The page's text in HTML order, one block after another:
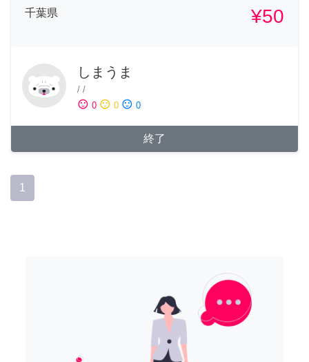
千葉県 ¥50
しまうま
/ /
sentiment_satisfied 0 sentiment_neutral 0 sentiment_dissatisfied 0
終了
1